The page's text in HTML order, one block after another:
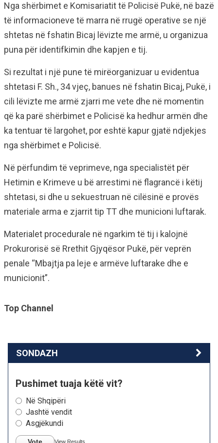
Nga shërbimet e Komisariatit të Policisë Pukë, në bazë
të informacioneve të marra në rrugë operative se një
shtetas në fshatin Bicaj lëvizte me armë, u organizua
puna për identifkimin dhe kapjen e tij.
Si rezultat i një pune të mirëorganizuar u evidentua
shtetasi F. Sh., 34 vjeç, banues në fshatin Bicaj, Pukë, i
cili lëvizte me armë zjarri me vete dhe në momentin
që ka parë shërbimet e Policisë ka hedhur armën dhe
ka tentuar të largohet, por eshtë kapur gjatë ndjekjes
nga shërbimet e Policisë.
Në përfundim të veprimeve, nga specialistët për
Hetimin e Krimeve u bë arrestimi në flagrancë i këtij
shtetasi, si dhe u sekuestruan në cilësinë e provës
materiale arma e zjarrit tip TT dhe municioni luftarak.
Materialet procedurale në ngarkim të tij i kalojnë
Prokurorisë së Rrethit Gjyqësor Pukë, për veprën
penale “Mbajtja pa leje e armëve luftarake dhe e
municionit”.
Top Channel
SONDAZH
Pushimet tuaja këtë vit?
Në Shqipëri
Jashtë vendit
Asgjëkundi
View Results